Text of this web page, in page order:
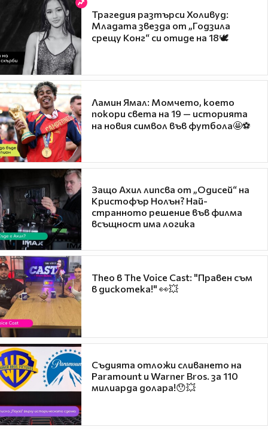
Трагедия разтърси Холивуд:
Младата звезда от „Годзила
срещу Конг“ си отиде на 18🕊️
Ламин Ямал: Момчето, което
покори света на 19 — историята
на новия символ във футбола🤩⚽
Защо Ахил липсва от „Одисей“ на
Кристофър Нолън? Най-
странното решение във филма
всъщност има логика
Theo в The Voice Cast: "Правен съм
в дискотека!" 👀💥
Съдията отложи сливането на
Paramount и Warner Bros. за 110
милиарда долара!😯💥